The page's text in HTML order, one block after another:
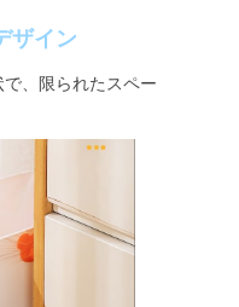
ザイン
、限られたスペー